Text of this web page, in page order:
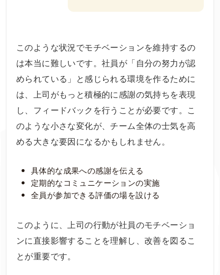
このような状況でモチベーションを維持するの
は本当に難しいです。社員が「自分の努力が認
められている」と感じられる環境を作るために
は、上司がもっと積極的に感謝の気持ちを表現
し、フィードバックを行うことが必要です。こ
のような小さな変化が、チーム全体の士気を高
める大きな要因になるかもしれません。
具体的な成果への感謝を伝える
定期的なコミュニケーションの実施
全員が参加できる評価の場を設ける
このように、上司の行動が社員のモチベーショ
ンに直接影響することを理解し、改善を図るこ
とが重要です。